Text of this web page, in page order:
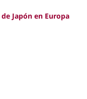
Japón en Europa